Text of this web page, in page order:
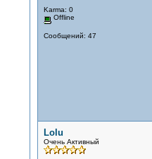
Karma: 0
Offline
Сообщений: 47
Lolu
Очень Активный